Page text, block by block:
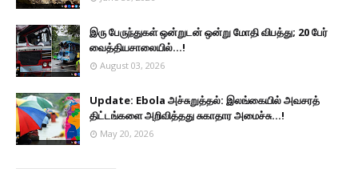
இரு ப‍ேருந்துகள் ஒன்றுடன் ஒன்று மோதி விபத்து; 20 பேர்
வைத்தியசாலையில்...!
August 03, 2026
Update: Ebola அச்சுறுத்தல்: இலங்கையில் அவசரத்
திட்டங்களை அறிவித்தது சுகாதார அமைச்சு...!
May 20, 2026